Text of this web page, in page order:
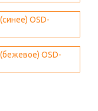
OSD-
OSD-